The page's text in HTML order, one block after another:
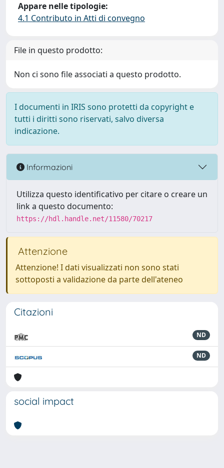
Appare nelle tipologie:
4.1 Contributo in Atti di convegno
File in questo prodotto:
Non ci sono file associati a questo prodotto.
I documenti in IRIS sono protetti da copyright e
tutti i diritti sono riservati, salvo diversa
indicazione.
Informazioni
Utilizza questo identificativo per citare o creare un
link a questo documento:
https://hdl.handle.net/11580/70217
Attenzione
Attenzione! I dati visualizzati non sono stati
sottoposti a validazione da parte dell'ateneo
Citazioni
ND
ND
social impact